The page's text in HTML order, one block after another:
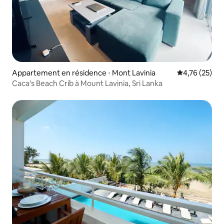
Appartement en résidence ⋅ Mont Lavinia Évaluation
4,76 (25)
Caca's Beach Crib à Mount Lavinia, Sri Lanka